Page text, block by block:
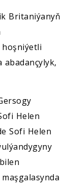
Britaniýanyň
hoşniýetli
Helen
Sofi Helen